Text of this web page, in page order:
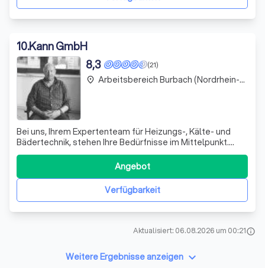
10.Kann GmbH
(21)
8,3
Bei uns, Ihrem Expertenteam für Heizungs-, Kälte- und
Bädertechnik, stehen Ihre Bedürfnisse im Mittelpunkt.
Unsere erfahrenen Techniker kümmern sich mit Hingabe
um die Wartung und Optimierung Ihrer Heizsysteme, sei
es Gas oder Öl, und gewährleisten durch regelmäßige
Überprüfungen deren Effizienz und
Verfügbarkeit
Angebot
place Arbeitsbereich Burbach (Nordrhein-Westfalen)
Aktualisiert: 06.08.2026 um 00:21info
Weitere Ergebnisse anzeigen keyboard_arrow_down